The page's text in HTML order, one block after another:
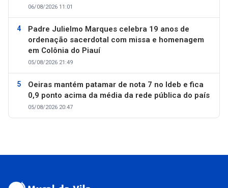
06/08/2026 11:01
Padre Julielmo Marques celebra 19 anos de
ordenação sacerdotal com missa e homenagem
em Colônia do Piauí
05/08/2026 21:49
Oeiras mantém patamar de nota 7 no Ideb e fica
0,9 ponto acima da média da rede pública do país
05/08/2026 20:47